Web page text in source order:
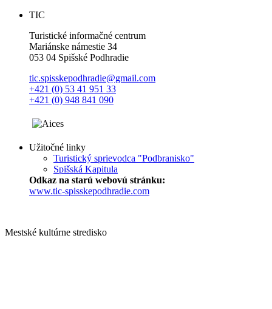
TIC
Turistické informačné centrum
Mariánske námestie 34
053 04 Spišské Podhradie
tic.spisskepodhradie@gmail.com
+421 (0) 53 41 951 33
+421 (0) 948 841 090
Užitočné linky
Turistický sprievodca "Podbranisko"
Spišská Kapitula
Odkaz na starú webovú stránku:
www.tic-spisskepodhradie.com
Mestské kultúrne stredisko